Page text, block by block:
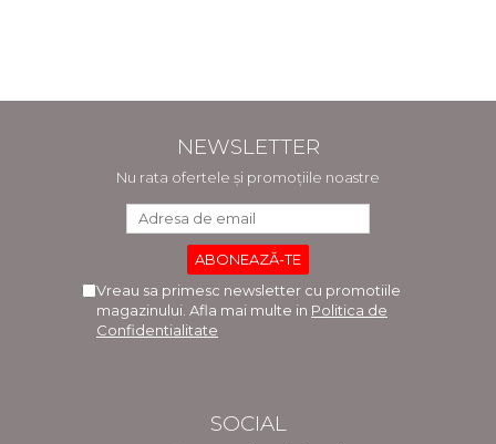
NEWSLETTER
Nu rata ofertele și promoțiile noastre
Vreau sa primesc newsletter cu promotiile
magazinului. Afla mai multe in Politica de
Confidentialitate
SOCIAL